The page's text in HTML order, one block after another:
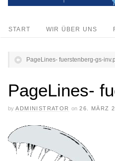
START WIR ÜBER UNS
PageLines- fuerstenberg-gs-
PageLines-
by ADMINISTRATOR on 26. MÄRZ